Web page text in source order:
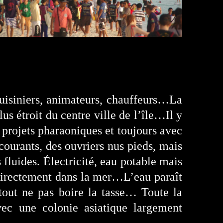
animateurs, chauffeurs…La
étroit du centre ville de l’île…Il y
pharaoniques et toujours avec
des ouvriers nus pieds, mais
Électricité, eau potable mais
dans la mer…L’eau paraît
ne pas boire la tasse… Toute la
une colonie asiatique largement